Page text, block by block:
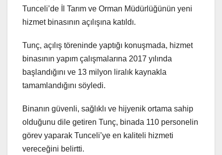
Tunceli’de İl Tarım ve Orman Müdürlüğünün yeni
hizmet binasının açılışına katıldı.
Tunç, açılış töreninde yaptığı konuşmada, hizmet
binasının yapım çalışmalarına 2017 yılında
başlandığını ve 13 milyon liralık kaynakla
tamamlandığını söyledi.
Binanın güvenli, sağlıklı ve hijyenik ortama sahip
olduğunu dile getiren Tunç, binada 110 personelin
görev yaparak Tunceli’ye en kaliteli hizmeti
vereceğini belirtti.